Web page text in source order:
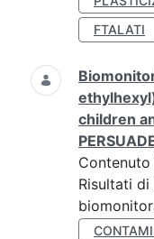
FTALATI
children
Contenuto
Risultati